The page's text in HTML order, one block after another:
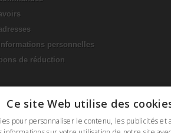
personnelles
de réduction
Ce site Web utilise des
pour personnaliser le contenu, les publicités et